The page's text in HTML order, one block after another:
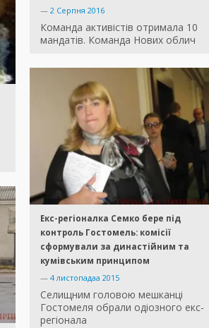
— 2 Серпня 2016
Команда активістів отримала 10
мандатів. Команда Нових облич
Екс-регіоналка Семко бере під
контроль Гостомель: комісії
сформували за династійним та
кумівським принципом
— 4 листопадаа 2015
Селищним головою мешканці
Гостомеля обрали одіозного екс-
регіонала